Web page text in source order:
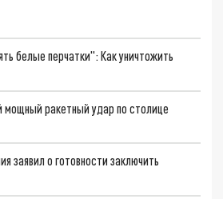
белые перчатки": Как уничтожить
мощный ракетный удар по столице
заявил о готовности заключить